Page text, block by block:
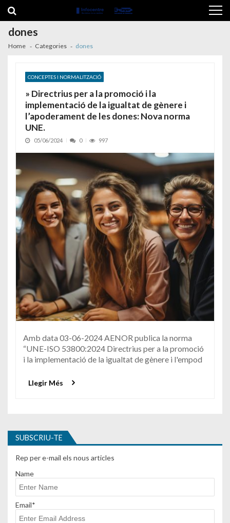
dones
Home Categories dones
CONCEPTES I NORMALITZACIÓ
» Directrius per a la promoció i la
implementació de la igualtat de gènere i
l’apoderament de les dones: Nova norma
UNE.
05/06/2024 0 997
Amb data 03-06-2024 AENOR publica la norma
“UNE-ISO 53800:2024 Directrius per a la promoció
i la implementació de la igualtat de gènere i l'empod
Llegir Més
SUBSCRIU-TE
Rep per e-mail els nous articles
Name
Email*